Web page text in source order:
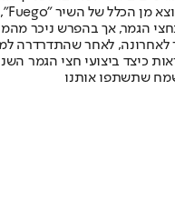
אך בהפרש ניכר מהמקום הראשון,
לאחר שהתדרדרה
כיצד ביצועי חצי הגמר
שתשתפו אותנו